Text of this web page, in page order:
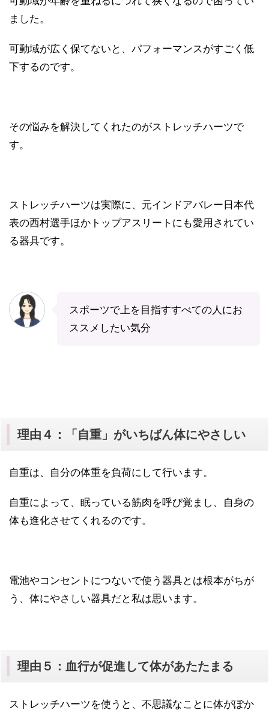
ました。
可動域が広く保てないと、パフォーマンスがすごく低
下するのです。
その悩みを解決してくれたのがストレッチハーツで
す。
ストレッチハーツは実際に、元インドアバレー日本代
表の西村選手ほかトップアスリートにも愛用されてい
る器具です。
スポーツで上を目指すすべての人にお
ススメしたい気分
理由４：「自重」がいちばん体にやさしい
自重は、自分の体重を負荷にして行います。
自重によって、眠っている筋肉を呼び覚まし、自身の
体も進化させてくれるのです。
電池やコンセントにつないで使う器具とは根本がちが
う、体にやさしい器具だと私は思います。
理由５：血行が促進して体があたたまる
ストレッチハーツを使うと、不思議なことに体がぽか